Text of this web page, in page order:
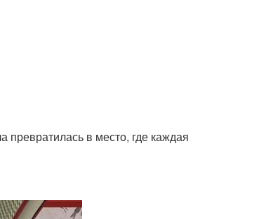
превратилась в место, где каждая